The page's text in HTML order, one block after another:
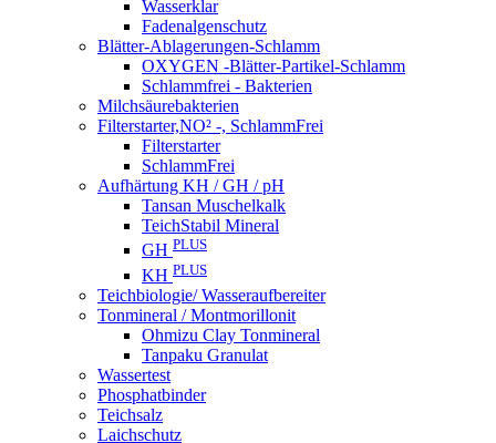
Wasserklar
Fadenalgenschutz
Blätter-Ablagerungen-Schlamm
OXYGEN -Blätter-Partikel-Schlamm
Schlammfrei - Bakterien
Milchsäurebakterien
Filterstarter,NO² -, SchlammFrei
Filterstarter
SchlammFrei
Aufhärtung KH / GH / pH
Tansan Muschelkalk
TeichStabil Mineral
GH PLUS
KH PLUS
Teichbiologie/ Wasseraufbereiter
Tonmineral / Montmorillonit
Ohmizu Clay Tonmineral
Tanpaku Granulat
Wassertest
Phosphatbinder
Teichsalz
Laichschutz